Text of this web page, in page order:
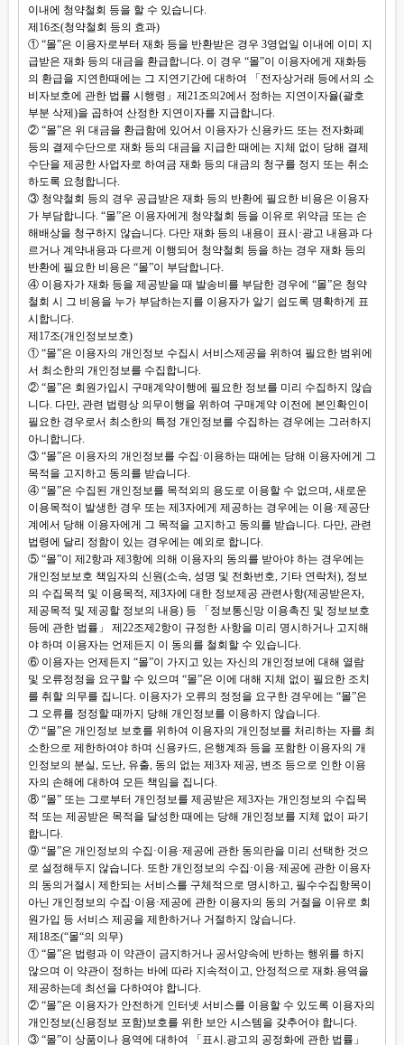
이내에 청약철회 등을 할 수 있습니다.
제16조(청약철회 등의 효과)
① “몰”은 이용자로부터 재화 등을 반환받은 경우 3영업일 이내에 이미 지
급받은 재화 등의 대금을 환급합니다. 이 경우 “몰”이 이용자에게 재화등
의 환급을 지연한때에는 그 지연기간에 대하여 「전자상거래 등에서의 소
비자보호에 관한 법률 시행령」제21조의2에서 정하는 지연이자율(괄호
부분 삭제)을 곱하여 산정한 지연이자를 지급합니다.
② “몰”은 위 대금을 환급함에 있어서 이용자가 신용카드 또는 전자화폐
등의 결제수단으로 재화 등의 대금을 지급한 때에는 지체 없이 당해 결제
수단을 제공한 사업자로 하여금 재화 등의 대금의 청구를 정지 또는 취소
하도록 요청합니다.
③ 청약철회 등의 경우 공급받은 재화 등의 반환에 필요한 비용은 이용자
가 부담합니다. “몰”은 이용자에게 청약철회 등을 이유로 위약금 또는 손
해배상을 청구하지 않습니다. 다만 재화 등의 내용이 표시·광고 내용과 다
르거나 계약내용과 다르게 이행되어 청약철회 등을 하는 경우 재화 등의
반환에 필요한 비용은 “몰”이 부담합니다.
④ 이용자가 재화 등을 제공받을 때 발송비를 부담한 경우에 “몰”은 청약
철회 시 그 비용을 누가 부담하는지를 이용자가 알기 쉽도록 명확하게 표
시합니다.
제17조(개인정보보호)
① “몰”은 이용자의 개인정보 수집시 서비스제공을 위하여 필요한 범위에
서 최소한의 개인정보를 수집합니다.
② “몰”은 회원가입시 구매계약이행에 필요한 정보를 미리 수집하지 않습
니다. 다만, 관련 법령상 의무이행을 위하여 구매계약 이전에 본인확인이
필요한 경우로서 최소한의 특정 개인정보를 수집하는 경우에는 그러하지
아니합니다.
③ “몰”은 이용자의 개인정보를 수집·이용하는 때에는 당해 이용자에게 그
목적을 고지하고 동의를 받습니다.
④ “몰”은 수집된 개인정보를 목적외의 용도로 이용할 수 없으며, 새로운
이용목적이 발생한 경우 또는 제3자에게 제공하는 경우에는 이용·제공단
계에서 당해 이용자에게 그 목적을 고지하고 동의를 받습니다. 다만, 관련
법령에 달리 정함이 있는 경우에는 예외로 합니다.
⑤ “몰”이 제2항과 제3항에 의해 이용자의 동의를 받아야 하는 경우에는
개인정보보호 책임자의 신원(소속, 성명 및 전화번호, 기타 연락처), 정보
의 수집목적 및 이용목적, 제3자에 대한 정보제공 관련사항(제공받은자,
제공목적 및 제공할 정보의 내용) 등 「정보통신망 이용촉진 및 정보보호
등에 관한 법률」 제22조제2항이 규정한 사항을 미리 명시하거나 고지해
야 하며 이용자는 언제든지 이 동의를 철회할 수 있습니다.
⑥ 이용자는 언제든지 “몰”이 가지고 있는 자신의 개인정보에 대해 열람
및 오류정정을 요구할 수 있으며 “몰”은 이에 대해 지체 없이 필요한 조치
를 취할 의무를 집니다. 이용자가 오류의 정정을 요구한 경우에는 “몰”은
그 오류를 정정할 때까지 당해 개인정보를 이용하지 않습니다.
⑦ “몰”은 개인정보 보호를 위하여 이용자의 개인정보를 처리하는 자를 최
소한으로 제한하여야 하며 신용카드, 은행계좌 등을 포함한 이용자의 개
인정보의 분실, 도난, 유출, 동의 없는 제3자 제공, 변조 등으로 인한 이용
자의 손해에 대하여 모든 책임을 집니다.
⑧ “몰” 또는 그로부터 개인정보를 제공받은 제3자는 개인정보의 수집목
적 또는 제공받은 목적을 달성한 때에는 당해 개인정보를 지체 없이 파기
합니다.
⑨ “몰”은 개인정보의 수집·이용·제공에 관한 동의란을 미리 선택한 것으
로 설정해두지 않습니다. 또한 개인정보의 수집·이용·제공에 관한 이용자
의 동의거절시 제한되는 서비스를 구체적으로 명시하고, 필수수집항목이
아닌 개인정보의 수집·이용·제공에 관한 이용자의 동의 거절을 이유로 회
원가입 등 서비스 제공을 제한하거나 거절하지 않습니다.
제18조(“몰“의 의무)
① “몰”은 법령과 이 약관이 금지하거나 공서양속에 반하는 행위를 하지
않으며 이 약관이 정하는 바에 따라 지속적이고, 안정적으로 재화.용역을
제공하는데 최선을 다하여야 합니다.
② “몰”은 이용자가 안전하게 인터넷 서비스를 이용할 수 있도록 이용자의
개인정보(신용정보 포함)보호를 위한 보안 시스템을 갖추어야 합니다.
③ “몰”이 상품이나 용역에 대하여 「표시.광고의 공정화에 관한 법률」